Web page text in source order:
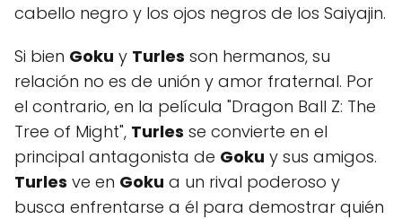
cabello negro y los ojos negros de los Saiyajin.
Si bien Goku y Turles son hermanos, su
relación no es de unión y amor fraternal. Por
el contrario, en la película "Dragon Ball Z: The
Tree of Might", Turles se convierte en el
principal antagonista de Goku y sus amigos.
Turles ve en Goku a un rival poderoso y
busca enfrentarse a él para demostrar quién